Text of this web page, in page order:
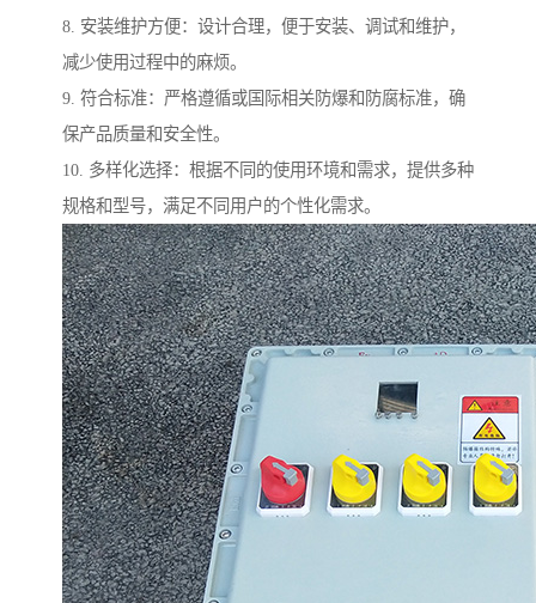
8. 安装维护方便：设计合理，便于安装、调试和维护，
减少使用过程中的麻烦。
9. 符合标准：严格遵循或国际相关防爆和防腐标准，确
保产品质量和安全性。
10. 多样化选择：根据不同的使用环境和需求，提供多种
规格和型号，满足不同用户的个性化需求。